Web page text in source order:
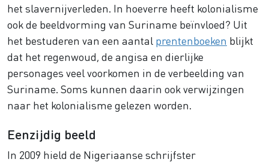
het slavernijverleden. In hoeverre heeft kolonialisme
ook de beeldvorming van Suriname beïnvloed? Uit
het bestuderen van een aantal prentenboeken blijkt
dat het regenwoud, de angisa en dierlijke
personages veel voorkomen in de verbeelding van
Suriname. Soms kunnen daarin ook verwijzingen
naar het kolonialisme gelezen worden.
Eenzijdig beeld
In 2009 hield de Nigeriaanse schrijfster